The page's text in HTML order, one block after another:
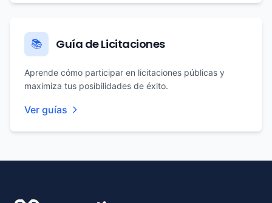
📚 Guía de Licitaciones
Aprende cómo participar en licitaciones públicas y
maximiza tus posibilidades de éxito.
Ver guías